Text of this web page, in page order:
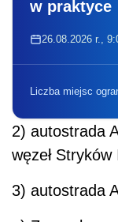
w praktyce
26.08.2026 r.,
Liczba miejsc
2) autostrada
węzeł Stryków
3) autostrada